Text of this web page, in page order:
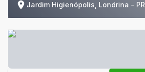
Jardim Higienópolis, Londrina - PR